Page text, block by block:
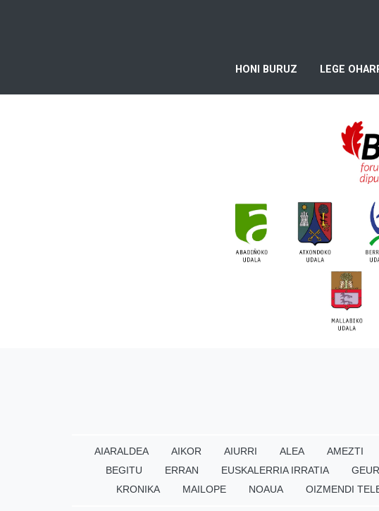
HONI BURUZ LEGE
AIARALDEA AIKOR AIURRI ALEA AMEZTI
BEGITU
ERRAN EUSKALERRIA IRRATIA
KRONIKA
MAILOPE NOAUA OIZMENDI